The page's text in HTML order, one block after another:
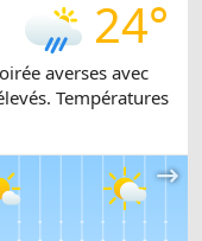
24°
averses avec
Températures